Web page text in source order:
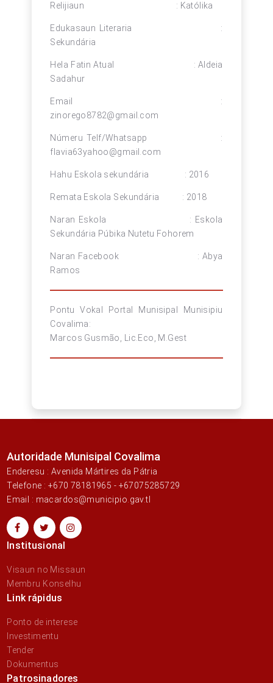
Relijiaun : Katólika
Edukasaun Literaria :
Sekundária
Hela Fatin Atual : Aldeia
Sadahur
Email :
zinorego8782@gmail.com
Númeru Telf/Whatsapp :
flavia63yahoo@gmail.com
Hahu Eskola sekundária : 2016
Remata Eskola Sekundária : 2018
Naran Eskola : Eskola
Sekundária Púbika Nutetu Fohorem
Naran Facebook : Abya
Ramos
Pontu Vokal Portal Munisipal Munisipiu
Covalima:
Marcos Gusmão, Lic.Eco, M.Gest
Autoridade Munisipal Covalima
Enderesu : Avenida Mártires da Pátria
Telefone : +670 78181965 - +67075285729
Email : macardos@municipio.gav.tl
Institusional
Visaun no Missaun
Membru Konselhu
Link rápidus
Ponto de interese
Investimentu
Tender
Dokumentus
Patrosinadores